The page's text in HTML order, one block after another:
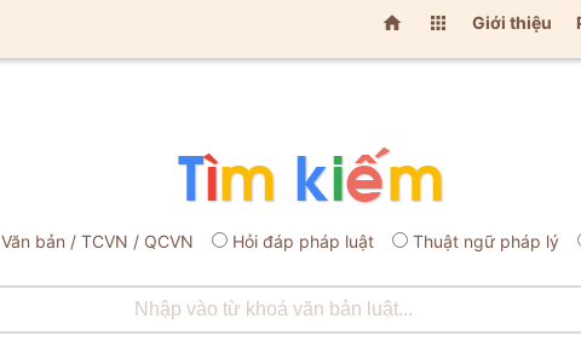
  Giới thiệu
Văn bản / TCVN / QCVN Hỏi đáp pháp luật Thuật ngữ pháp lý